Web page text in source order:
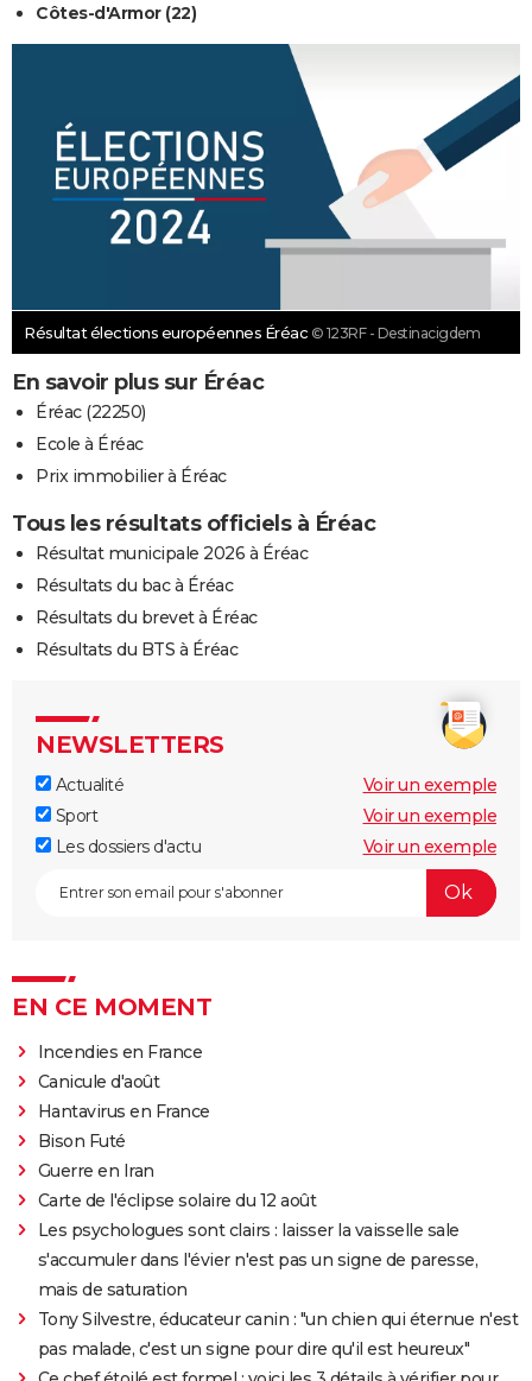
Côtes-d'Armor (22)
Résultat élections européennes Éréac © 123RF - Destinacigdem
En savoir plus sur Éréac
Éréac (22250)
Ecole à Éréac
Prix immobilier à Éréac
Tous les résultats officiels à Éréac
Résultat municipale 2026 à Éréac
Résultats du bac à Éréac
Résultats du brevet à Éréac
Résultats du BTS à Éréac
NEWSLETTERS
Actualité
Voir un exemple
Sport
Voir un exemple
Les dossiers d'actu
Voir un exemple
EN CE MOMENT
Incendies en France
Canicule d'août
Hantavirus en France
Bison Futé
Guerre en Iran
Carte de l'éclipse solaire du 12 août
Les psychologues sont clairs : laisser la vaisselle sale
s'accumuler dans l'évier n'est pas un signe de paresse,
mais de saturation
Tony Silvestre, éducateur canin : "un chien qui éternue n'est
pas malade, c'est un signe pour dire qu'il est heureux"